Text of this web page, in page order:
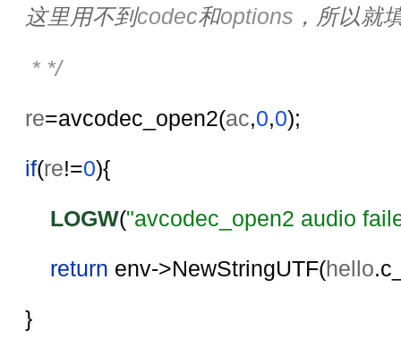
这里用不到codec和options ，所以就
* */
re=avcodec_open2(ac,0,0);
if(re!=0){
LOGW("avcodec_open2 audio
return env->NewStringUTF(hello
}